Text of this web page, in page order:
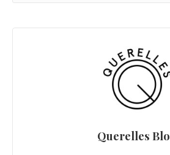
Querelles